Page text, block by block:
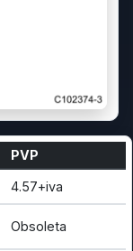
PVP
4.57+iva
Obsoleta